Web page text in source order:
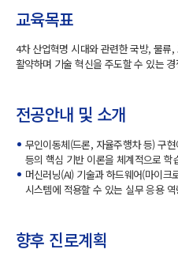
교육목표
4차 산업혁명 시대와 관련한 국방, 물류
활약하며 기술 혁신을 주도할 수 있는
전공안내 및 소개
무인이동체(드론, 자율주행차 등) 구
등의 핵심 기반 이론을 체계적으로 학
머신러닝(AI) 기술과 하드웨어(마이
시스템에 적용할 수 있는 실무 응용
향후 진로계획